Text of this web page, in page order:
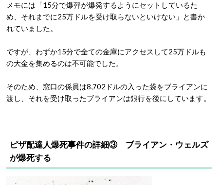
メモには「15分で爆弾が爆発するようにセットしているた
め、それまでに25万ドルを受け取らないといけない」と書か
れていました。
ですが、わずか15分で全ての金庫にアクセスして25万ドルも
の大金を集めるのは不可能でした。
そのため、窓口の係員は8,702ドルの入った袋をブライアンに
渡し、それを受け取ったブライアンは銀行を後にしています。
ピザ配達人爆死事件の詳細③ ブライアン・ウェルズ
が爆死する